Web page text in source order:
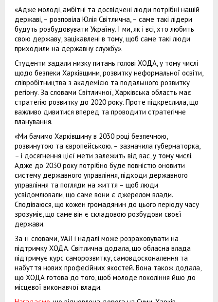
«Адже молоді, амбітні та досвідчені люди потрібні нашій
державі, – розповіла Юлія Світлична, – саме такі лідери
будуть розбудовувати Україну. І ми, як і всі, хто любить
свою державу, зацікавлені в тому, щоб саме такі люди
приходили на державну службу».
Студенти задали низку питань голові ХОДА, у тому числі
щодо безпеки Харківщини, розвитку неформальної освіти,
співробітництва з академією та подальшого розвитку
регіону. За словами Світличної, Харківська область має
стратегію розвитку до 2020 року. Проте підкреслила, що
важливо дивитися вперед та проводити стратегічне
планування.
«Ми бачимо Харківщину в 2030 році безпечною,
розвинутою та європейською. – зазначила губернаторка,
– і досягнення цієї мети залежить від вас, у тому числі.
Адже до 2030 року потрібно буде повністю оновити
систему державного управління, підходи державного
управління та погляди на життя – щоб люди
усвідомлювали, що саме вони є джерелом влади.
Сподіваюся, що кожен громадянин до цього періоду часу
зрозуміє, що саме він є складовою розбудови своєї
держави.
За її словами, УАЛ і надалі може розраховувати на
підтримку ХОДА. Світлична додала, що обласна влада
підтримує курс саморозвитку, самовдосконалення та
набуття нових професійних якостей. Вона також додала,
що ХОДА готова до того, щоб молоде покоління йшо до
місцевої виконавчої влади.